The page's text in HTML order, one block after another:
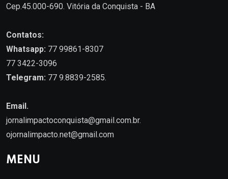
Cep.45.000-690. Vitória da Conquista - BA
Contatos:
Whatsapp: 77 99861-8307
77 3422-3096
Telegram: 77 9.8839-2585.
Email.
jornalimpactoconquista@gmail.com.br.
ojornalimpacto.net@gmail.com
MENU